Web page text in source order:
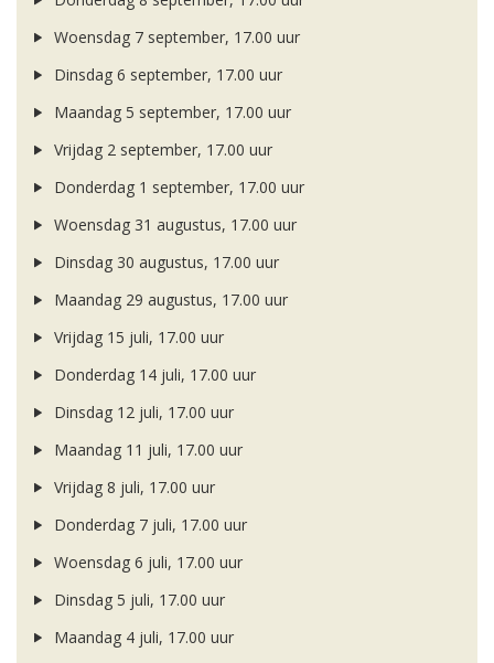
Woensdag 7 september, 17.00 uur
Dinsdag 6 september, 17.00 uur
Maandag 5 september, 17.00 uur
Vrijdag 2 september, 17.00 uur
Donderdag 1 september, 17.00 uur
Woensdag 31 augustus, 17.00 uur
Dinsdag 30 augustus, 17.00 uur
Maandag 29 augustus, 17.00 uur
Vrijdag 15 juli, 17.00 uur
Donderdag 14 juli, 17.00 uur
Dinsdag 12 juli, 17.00 uur
Maandag 11 juli, 17.00 uur
Vrijdag 8 juli, 17.00 uur
Donderdag 7 juli, 17.00 uur
Woensdag 6 juli, 17.00 uur
Dinsdag 5 juli, 17.00 uur
Maandag 4 juli, 17.00 uur